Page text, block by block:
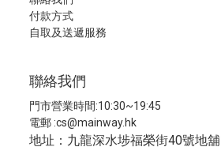
付款方式
自取及送遞服務
聯絡我們
門市營業時間:10:30~19:45
電郵 :cs@mainway.hk
地址：九龍深水埗福榮街40號地舖